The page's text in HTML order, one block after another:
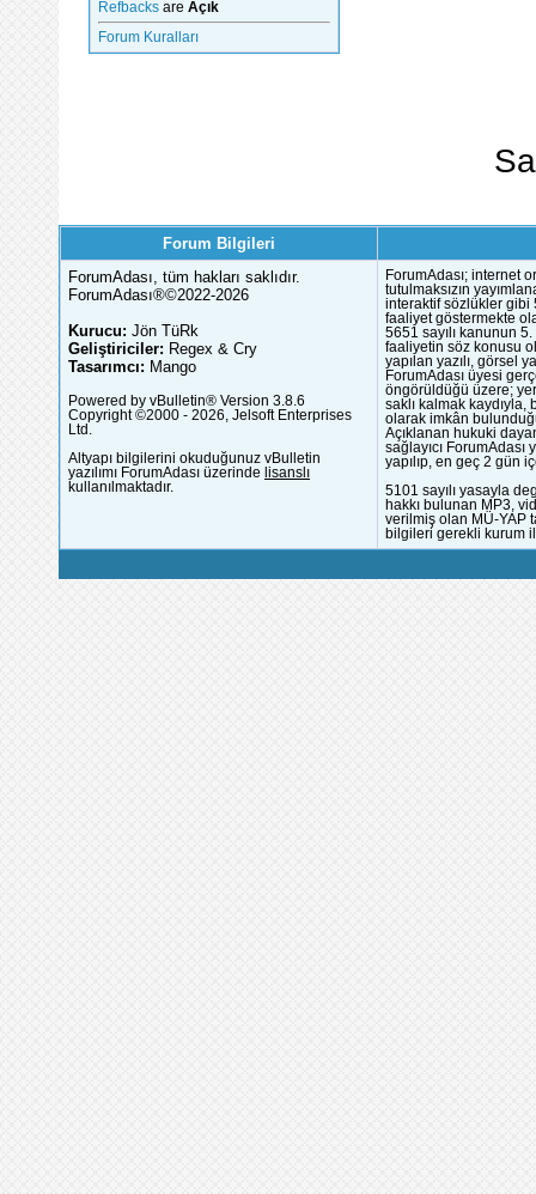
Refbacks are Açık
Forum Kuralları
Forum Bilgileri
ForumAdası, tüm hakları saklıdır.
ForumAdası®©2022-2026
Kurucu: Jön TüRk
Geliştiriciler: Regex & Cry
Tasarımcı: Mango
Powered by vBulletin® Version 3.8.6
Copyright ©2000 - 2026, Jelsoft Enterprises
Ltd.
Altyapı bilgilerini okuduğunuz vBulletin
yazılımı ForumAdası üzerinde lisanslı
kullanılmaktadır.
ForumAdası; internet
tutulmaksızın
interaktif sözlükler gibi
faaliyet göstermekte
5651 sayılı kanunun
faaliyetin söz konusu
yapılan yazılı, görsel
ForumAdası üyesi
öngörüldüğü üzere;
saklı kalmak
olarak imkân
Açıklanan hukuki
sağlayıcı
yapılıp, en geç 2 gün
5101 sayılı yasayla
hakkı bulunan MP3,
verilmiş olan MÜ-YAP
bilgileri gerekli kurum